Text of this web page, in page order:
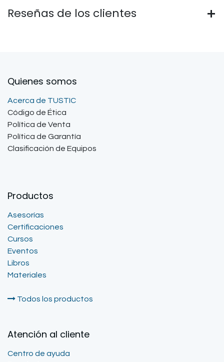
Reseñas de los clientes
Quienes somos
Acerca de TUSTIC
Código de Ética
Política de Venta
Política de Garantía
Clasificación de Equipos
Productos
Asesorías
Certificaciones
Cursos
Eventos
Libros
Materiales
Todos los productos
Atención al cliente
Centro de ayuda